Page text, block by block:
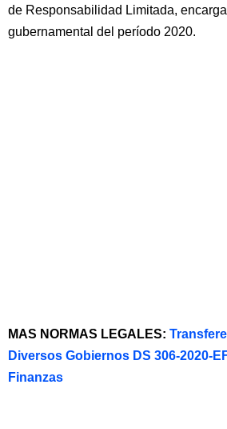
de Responsabilidad Limitada,
gubernamental del período 2020.
MAS NORMAS LEGALES:
Diversos Gobiernos DS 306-2020-
Finanzas